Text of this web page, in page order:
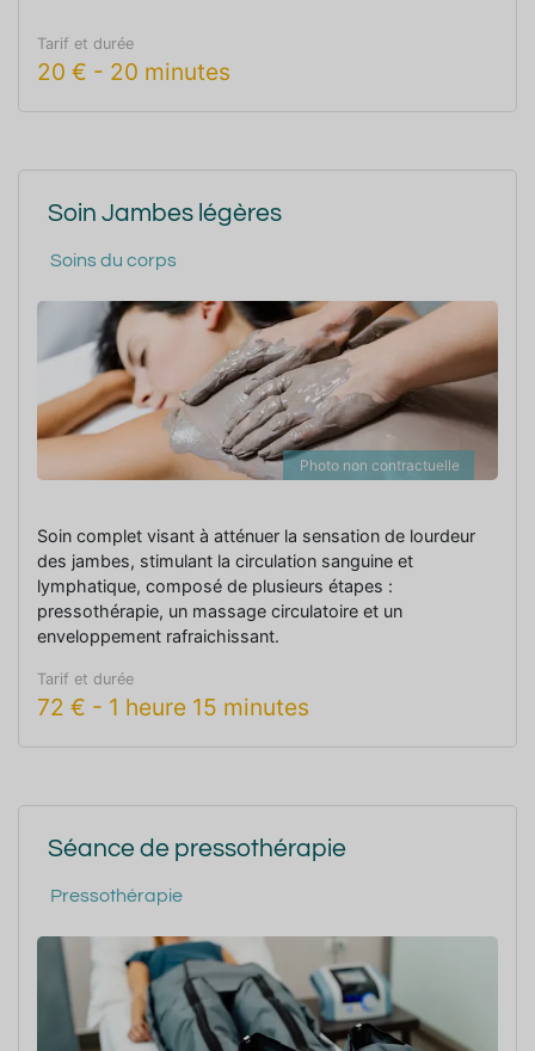
Tarif et durée
20 € - 20 minutes
Soin Jambes légères
Soins du corps
Photo non contractuelle
Soin complet visant à atténuer la sensation de lourdeur
des jambes, stimulant la circulation sanguine et
lymphatique, composé de plusieurs étapes :
pressothérapie, un massage circulatoire et un
enveloppement rafraichissant.
Tarif et durée
72 € - 1 heure 15 minutes
Séance de pressothérapie
Pressothérapie